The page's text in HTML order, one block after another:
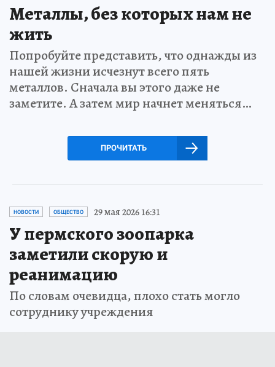
Металлы, без которых нам не
жить
Попробуйте представить, что однажды из
нашей жизни исчезнут всего пять
металлов. Сначала вы этого даже не
заметите. А затем мир начнет меняться…
ПРОЧИТАТЬ
НОВОСТИ ОБЩЕСТВО 29 мая 2026 16:31
У пермского зоопарка
заметили скорую и
реанимацию
По словам очевидца, плохо стать могло
сотруднику учреждения